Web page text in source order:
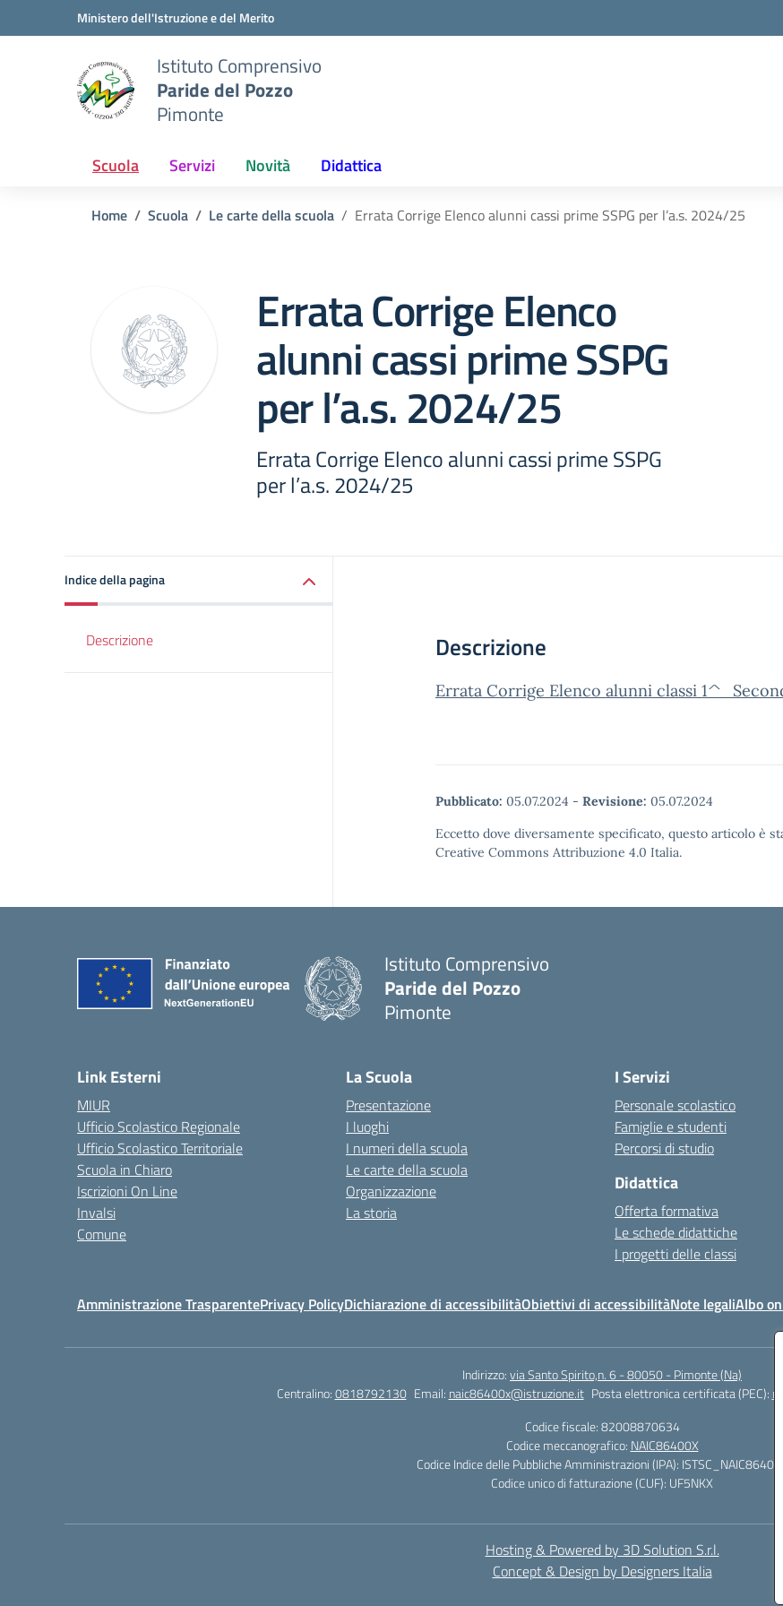
Vai ai contenuti
Vai al menu di navigazioneMinistero dell'Istruzione e del Merito
Istituto Comprensivo
Paride del Pozzo
Pimonte
Scuola Servizi Novità Didattica
Home Scuola Le carte della scuola Errata Corrige Elenco alunni cassi prime SSPG per l’a.s. 2024/25
Errata Corrige Elenco
alunni cassi prime SSPG
per l’a.s. 2024/25
Errata Corrige Elenco alunni cassi prime SSPG
per l’a.s. 2024/25
Indice della pagina
Descrizione Descrizione
Errata Corrige Elenco alunni classi
Pubblicato: 05.07.2024 - Revisione: 05.07.2024
Eccetto dove diversamente specificato, questo articolo è
Creative Commons Attribuzione 4.0 Italia.
Istituto Comprensivo
Paride del Pozzo
Pimonte
Link Esterni
MIUR
Ufficio Scolastico Regionale
Ufficio Scolastico Territoriale
Scuola in Chiaro
Iscrizioni On Line
Invalsi
Comune
La Scuola
Presentazione
I luoghi
I numeri della scuola
Le carte della scuola
Organizzazione
La storia
I Servizi
Personale scolastico
Famiglie e studenti
Percorsi di studio
Didattica
Offerta formativa
Le schede didattiche
I progetti delle classi
Amministrazione TrasparentePrivacy PolicyDichiarazione di accessibilitàObiettivi di accessibilitàNote legaliAlbo
Indirizzo:via Santo Spirito,n. 6 - 80050 - Pimonte (Na)
Centralino:0818792130 Email: naic86400x@istruzione.it Posta elettronica certificata (PEC):
Codice fiscale: 82008870634
Codice meccanografico: NAIC86400X
Codice Indice delle Pubbliche Amministrazioni (IPA): ISTSC_NAIC86400X
Codice unico di fatturazione (CUF): UF5NKX
Hosting & Powered by 3D Solution S.r.l.
Concept & Design by Designers Italia